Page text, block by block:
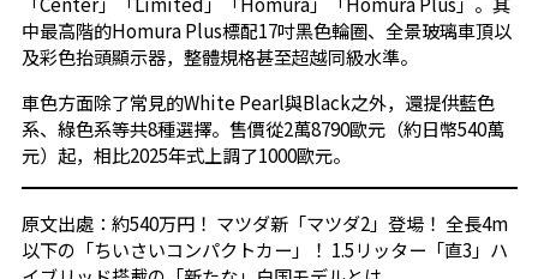
中最高階的Homura Plus標配17吋黑色輪圈、全景玻璃車頂以
及彩色抬頭顯示器，整體規格甚至超越同級水準。
車色方面除了常見的White Pearl與Black之外，還提供藍色
系、綠色系等共8種選擇。售價從2萬8790歐元（約日幣540萬
元）起，相比2025年式上調了1000歐元。
原文出處：約540万円！ マツダ新「マツダ2」登場！ 全長4m
以下の「ちいさいコンパクトカー」！ 1.5リッター「直3」ハ